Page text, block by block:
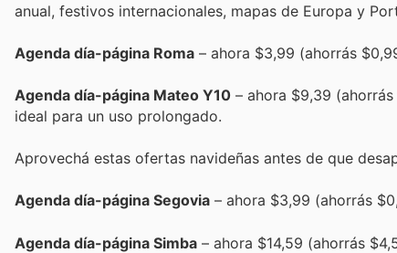
anual, festivos internacionales, mapas de Europa y
Agenda día-página Roma – ahora $3,99 (ahorrás
Agenda día-página Mateo Y10 – ahora $9,39
ideal para un uso prolongado.
Aprovechá estas ofertas navideñas antes de que
Agenda día-página Segovia – ahora $3,99 (ahorrás
Agenda día-página Simba – ahora $14,59 (ahorrás